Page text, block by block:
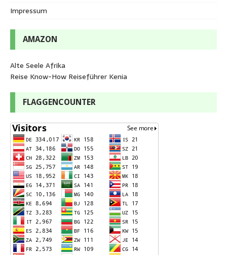
Impressum
AMAZON
Alte Seele Afrika
Reise Know-How Reiseführer Kenia
FLAGGENCOUNTER